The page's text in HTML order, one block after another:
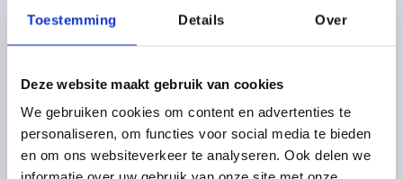
Toestemming Details Over
Deze website maakt gebruik van cookies
We gebruiken cookies om content en advertenties te
personaliseren, om functies voor social media te bieden
en om ons websiteverkeer te analyseren. Ook delen we
Bestellnummer: K0415.4100
8,09 €
zzgl. Versandkosten
DETAILS